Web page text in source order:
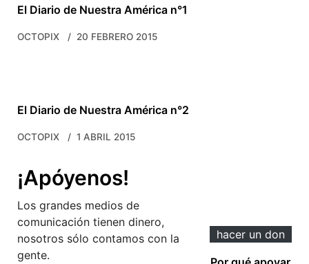
El Diario de Nuestra América n°1
OCTOPIX 20 FEBRERO 2015
El Diario de Nuestra América n°2
OCTOPIX 1 ABRIL 2015
¡Apóyenos!
Los grandes medios de
comunicación tienen dinero,
nosotros sólo contamos con la
gente.
hacer un don